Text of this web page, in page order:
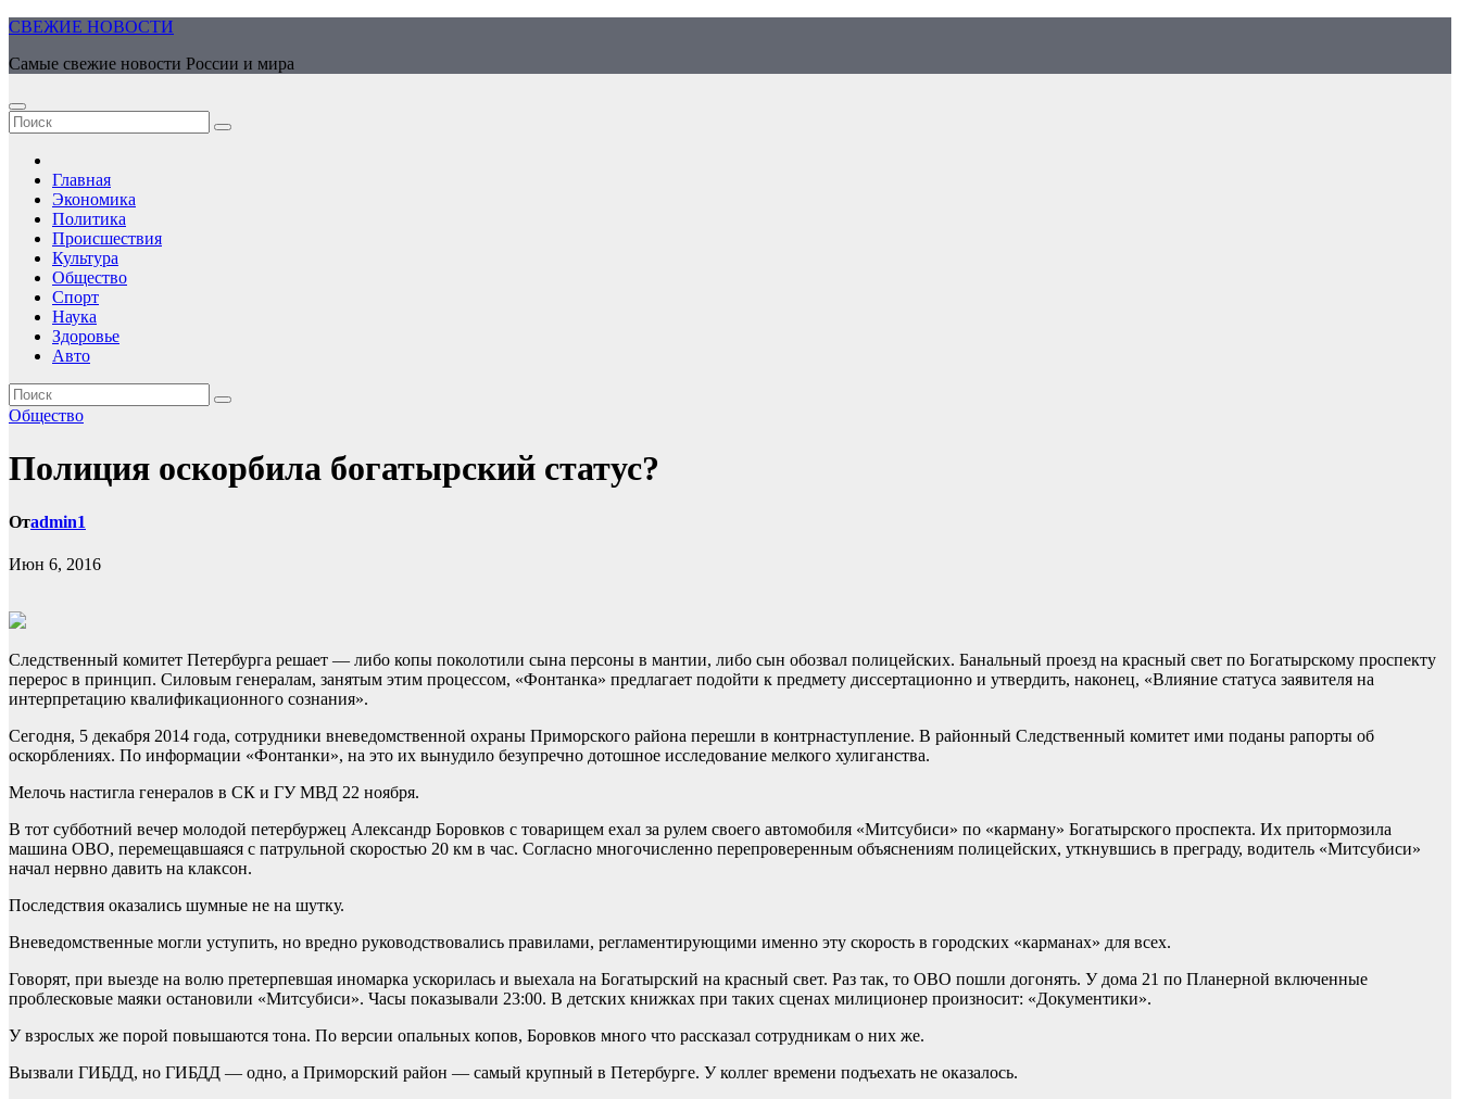
Перейти
содержимому
СВЕЖИЕ НОВОСТИ
Самые свежие новости России и мира
Главная
Экономика
Политика
Происшествия
Культура
Общество
Спорт
Наука
Здоровье
Авто
Общество
Полиция оскорбила богатырский статус?
Отadmin1
Июн 6, 2016
Следственный комитет Петербурга решает — либо копы поколотили сына персоны в мантии, либо сын обозвал полицейских. Банальный проезд на красный свет по Богатырскому проспекту
перерос в принцип. Силовым генералам, занятым этим процессом, «Фонтанка» предлагает подойти к предмету диссертационно и утвердить, наконец, «Влияние статуса заявителя на
интерпретацию квалификационного сознания».
Сегодня, 5 декабря 2014 года, сотрудники вневедомственной охраны Приморского района перешли в контрнаступление. В районный Следственный комитет ими поданы рапорты об
оскорблениях. По информации «Фонтанки», на это их вынудило безупречно дотошное исследование мелкого хулиганства.
Мелочь настигла генералов в СК и ГУ МВД 22 ноября.
В тот субботний вечер молодой петербуржец Александр Боровков с товарищем ехал за рулем своего автомобиля «Митсубиси» по «карману» Богатырского проспекта. Их притормозила
машина ОВО, перемещавшаяся с патрульной скоростью 20 км в час. Согласно многочисленно перепроверенным объяснениям полицейских, уткнувшись в преграду, водитель «Митсубиси»
начал нервно давить на клаксон.
Последствия оказались шумные не на шутку.
Вневедомственные могли уступить, но вредно руководствовались правилами, регламентирующими именно эту скорость в городских «карманах» для всех.
Говорят, при выезде на волю претерпевшая иномарка ускорилась и выехала на Богатырский на красный свет. Раз так, то ОВО пошли догонять. У дома 21 по Планерной включенные
проблесковые маяки остановили «Митсубиси». Часы показывали 23:00. В детских книжках при таких сценах милиционер произносит: «Документики».
У взрослых же порой повышаются тона. По версии опальных копов, Боровков много что рассказал сотрудникам о них же.
Вызвали ГИБДД, но ГИБДД — одно, а Приморский район — самый крупный в Петербурге. У коллег времени подъехать не оказалось.